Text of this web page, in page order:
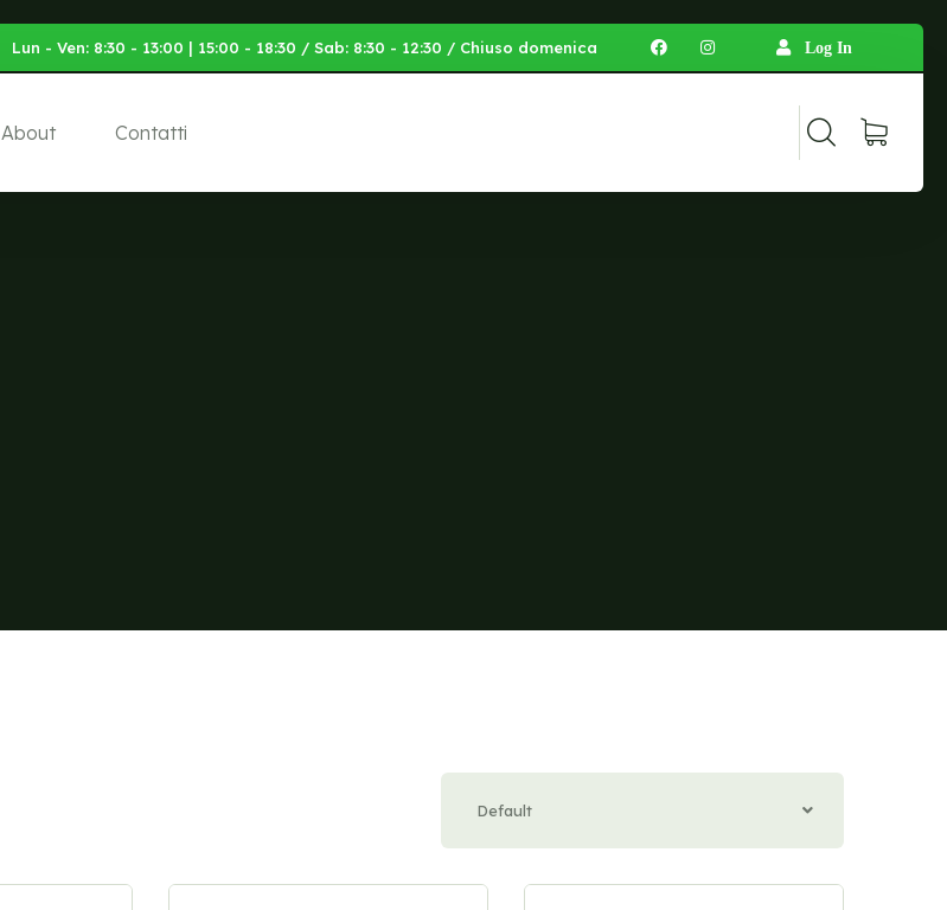
Lun - Ven: 8:30 - 13:00 | 15:00 - 18:30 / Sab: 8:30 - 12:30 / Chiuso domenica Log In
About Contatti
Default